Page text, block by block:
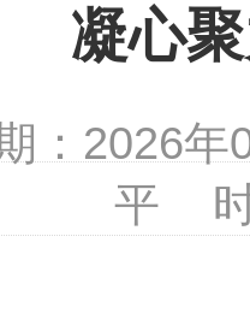
凝心
：2026
平 时